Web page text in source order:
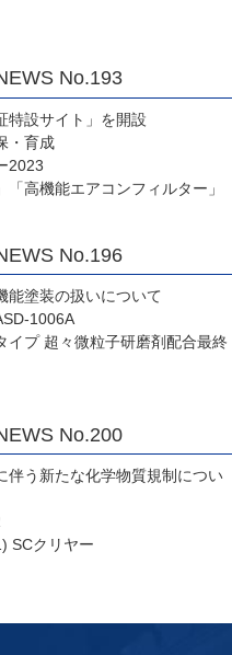
No.193
特設サイト」を開設
・育成
2023
「高機能エアコンフィルター」
No.196
能塗装の扱いについて
1006A
イプ 超々微粒子研磨剤配合最終
No.200
伴う新たな化学物質規制につい
SCクリヤー